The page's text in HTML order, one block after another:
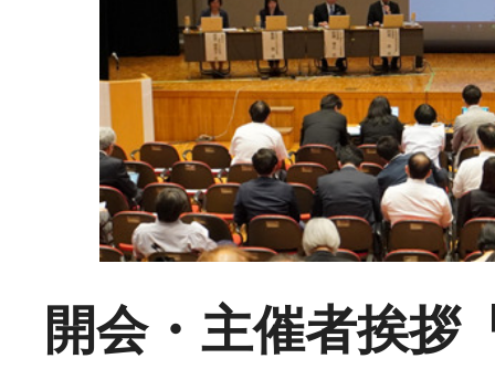
開会・主催者挨拶